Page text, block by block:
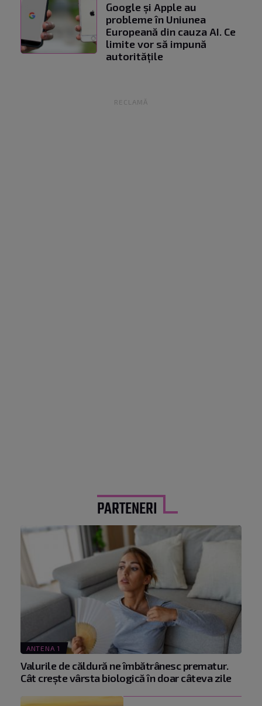
Google și Apple au
probleme în Uniunea
Europeană din cauza AI. Ce
limite vor să impună
autoritățile
RECLAMĂ
PARTENERI
ANTENA 1
Valurile de căldură ne îmbătrânesc prematur.
Cât crește vârsta biologică în doar câteva zile